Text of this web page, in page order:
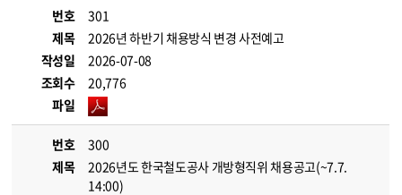
번호
301
제목
2026년 하반기 채용방식 변경 사전예고
작성일
2026-07-08
조회수
20,776
파일
번호
300
제목
2026년도 한국철도공사 개방형직위 채용공고(~7.7.
14:00)